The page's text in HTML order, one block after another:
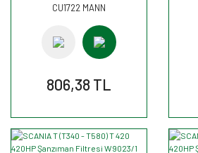
CU1722 MANN
806,38 TL